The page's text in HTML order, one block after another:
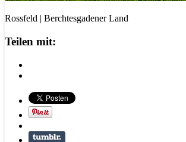
Rossfeld | Berchtesgadener Land
Teilen mit: